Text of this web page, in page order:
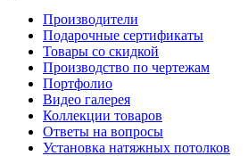
Производители
Подарочные сертификаты
Товары со скидкой
Производство по чертежам
Портфолио
Видео галерея
Коллекции товаров
Ответы на вопросы
Установка натяжных потолков